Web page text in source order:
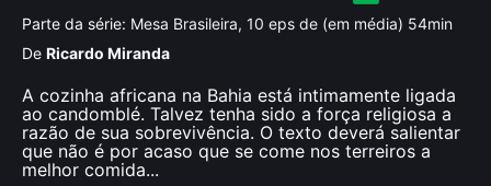
Parte da série: Mesa Brasileira, 10 eps de (em média) 54min
De Ricardo Miranda
A cozinha africana na Bahia está intimamente ligada
ao candomblé. Talvez tenha sido a força religiosa a
razão de sua sobrevivência. O texto deverá salientar
que não é por acaso que se come nos terreiros a
melhor comida...